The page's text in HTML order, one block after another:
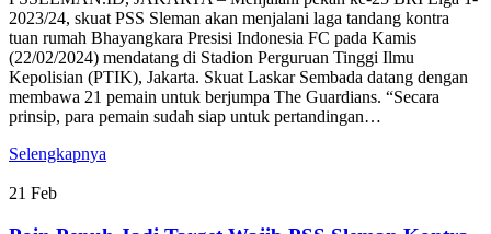
2023/24, skuat PSS Sleman akan menjalani laga tandang kontra
tuan rumah Bhayangkara Presisi Indonesia FC pada Kamis
(22/02/2024) mendatang di Stadion Perguruan Tinggi Ilmu
Kepolisian (PTIK), Jakarta. Skuat Laskar Sembada datang dengan
membawa 21 pemain untuk berjumpa The Guardians. “Secara
prinsip, para pemain sudah siap untuk pertandingan…
Selengkapnya
21 Feb